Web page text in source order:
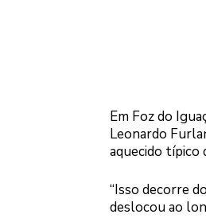
Em Foz do
Leonardo
aquecido típico
“Isso decorre
deslocou ao